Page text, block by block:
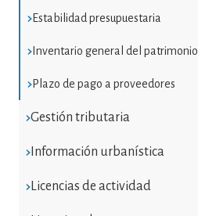
Estabilidad presupuestaria
Inventario general del patrimonio
Plazo de pago a proveedores
Gestión tributaria
Información urbanística
Licencias de actividad